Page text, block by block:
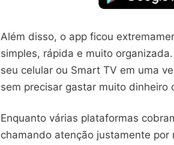
Além disso, o app ficou
simples, rápida e muito
seu celular ou Smart TV em uma
sem precisar gastar muito dinheiro
Enquanto várias plataformas
chamando atenção justamente